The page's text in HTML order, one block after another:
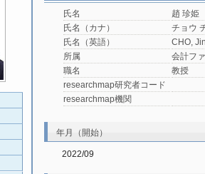
氏名
趙 珍姫
氏名（カナ）
チョウ
氏名（英語）
CHO,
所属
会計フ
職名
教授
researchmap研究者コード
researchmap機関
年月（開始）
2022/09